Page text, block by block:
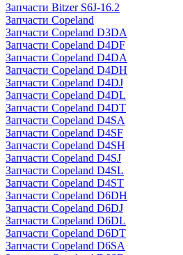
Запчасти Bitzer S6J-16.2
Запчасти Copeland
Запчасти Copeland D3DA
Запчасти Copeland D4DF
Запчасти Copeland D4DA
Запчасти Copeland D4DH
Запчасти Copeland D4DJ
Запчасти Copeland D4DL
Запчасти Copeland D4DT
Запчасти Copeland D4SA
Запчасти Copeland D4SF
Запчасти Copeland D4SH
Запчасти Copeland D4SJ
Запчасти Copeland D4SL
Запчасти Copeland D4ST
Запчасти Copeland D6DH
Запчасти Copeland D6DJ
Запчасти Copeland D6DL
Запчасти Copeland D6DT
Запчасти Copeland D6SA